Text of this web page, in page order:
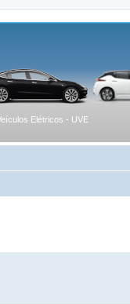
Elétricos - UVE